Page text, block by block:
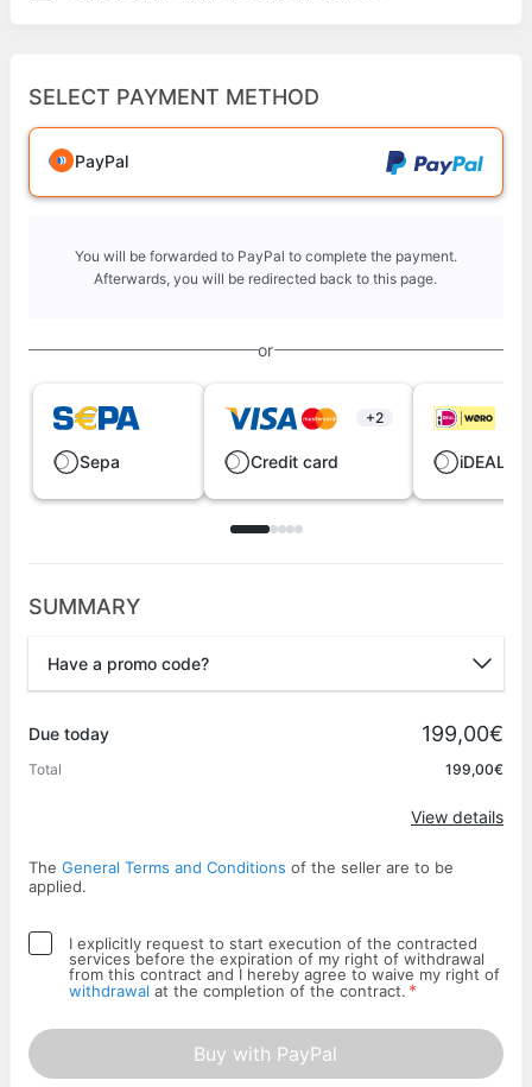
SELECT PAYMENT METHOD
PayPal
You will be forwarded to PayPal to complete the payment.
Afterwards, you will be redirected back to this page.
or
Sepa
+2
Credit card iDEAL |
SUMMARY
Have a promo code?
Due today 199,00€
Total 199,00€
View details
The General Terms and Conditions of the seller are to be
applied.
I explicitly request to start execution of the contracted
services before the expiration of my right of withdrawal
from this contract and I hereby agree to waive my right of
withdrawal at the completion of the contract. *
Buy with PayPal